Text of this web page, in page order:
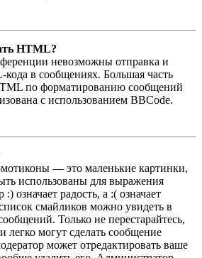
HTML?
невозможны отправка и
кода в сообщениях. Большая часть
по форматированию сообщений
с использованием BBCode.
— это маленькие картинки,
использованы для выражения
означает радость, а :( означает
смайликов можно увидеть в
Только не перестарайтесь,
легко могут сделать сообщение
может отредактировать ваше